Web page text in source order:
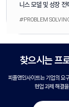
니스 모델 및 성장 전
#PROBLEM
찾으시는 프
피플앤인사이트는 기업의 요
현업 과제 해결